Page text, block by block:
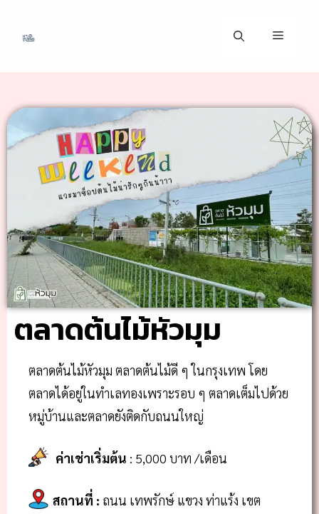
ตลาดต้นไม้หัวมุม
ตลาดต้นไม้หัวมุม ตลาดต้นไม้ดี ๆ ในกรุงเทพ โดย
ตลาดได้อยู่ในทำเลทองเพราะรอบ ๆ ตลาดเต็มไปด้วย
หมู่บ้านและตลาดยังติดกับถนนใหญ่
ค่าเช่าเริ่มต้น : 5,000 บาท /เดือน
สถานที่ : ถนน เทพรักษ์ แขวง ท่าแร้ง เขต